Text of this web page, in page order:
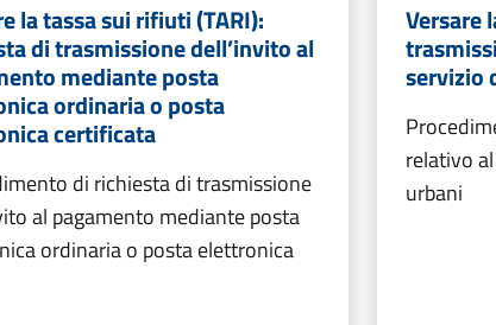
la tassa sui rifiuti (TARI):
di trasmissione dell’invito al
mediante posta
ordinaria o posta
certificata
di richiesta di trasmissione
al pagamento mediante posta
ordinaria o posta elettronica
Versare
servizio
relativo
urbani